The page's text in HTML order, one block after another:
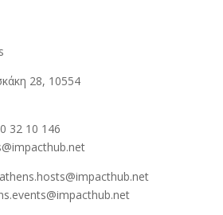
28, 10554
32 10 146